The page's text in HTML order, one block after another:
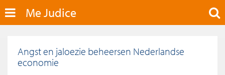
Me Judice
Angst en jaloezie beheersen Nederlandse
economie